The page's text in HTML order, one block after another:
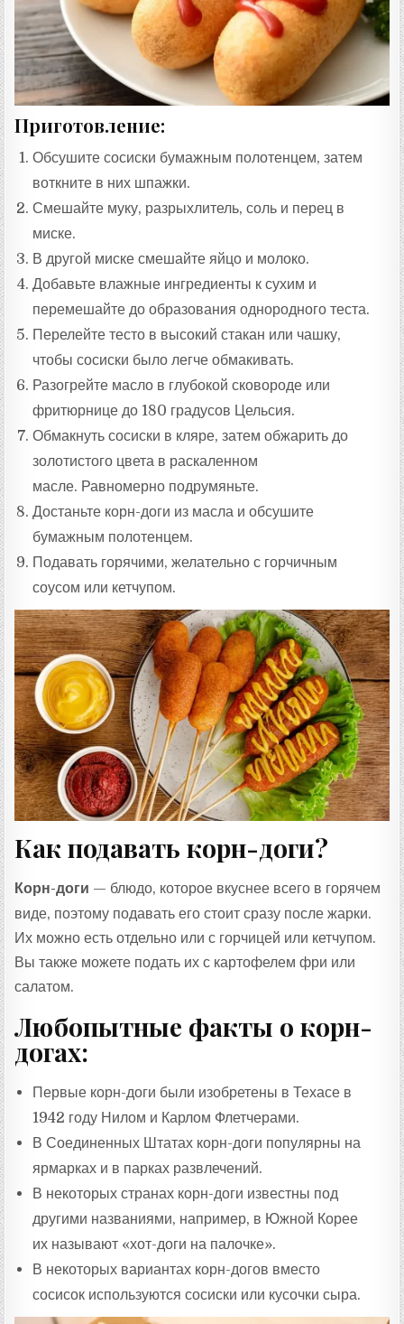
Приготовление:
Обсушите сосиски бумажным полотенцем, затем
воткните в них шпажки.
Смешайте муку, разрыхлитель, соль и перец в
миске.
В другой миске смешайте яйцо и молоко.
Добавьте влажные ингредиенты к сухим и
перемешайте до образования однородного теста.
Перелейте тесто в высокий стакан или чашку,
чтобы сосиски было легче обмакивать.
Разогрейте масло в глубокой сковороде или
фритюрнице до 180 градусов Цельсия.
Обмакнуть сосиски в кляре, затем обжарить до
золотистого цвета в раскаленном
масле. Равномерно подрумяньте.
Достаньте корн-доги из масла и обсушите
бумажным полотенцем.
Подавать горячими, желательно с горчичным
соусом или кетчупом.
Как подавать корн-доги?
Корн-доги — блюдо, которое вкуснее всего в горячем
виде, поэтому подавать его стоит сразу после жарки.
Их можно есть отдельно или с горчицей или кетчупом.
Вы также можете подать их с картофелем фри или
салатом.
Любопытные факты о корн-
догах:
Первые корн-доги были изобретены в Техасе в
1942 году Нилом и Карлом Флетчерами.
В Соединенных Штатах корн-доги популярны на
ярмарках и в парках развлечений.
В некоторых странах корн-доги известны под
другими названиями, например, в Южной Корее
их называют «хот-доги на палочке».
В некоторых вариантах корн-догов вместо
сосисок используются сосиски или кусочки сыра.